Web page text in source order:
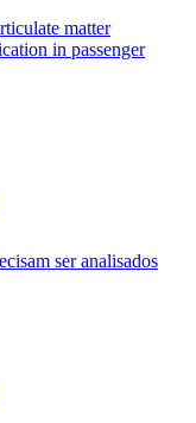
matter
in passenger
ser analisados